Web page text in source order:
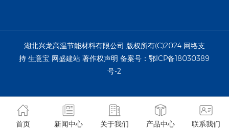
湖北兴龙高温节能材料有限公司 版权所有(C)2024 网络支
持 生意宝 网盛建站 著作权声明 备案号：鄂ICP备18030389
号-2
首页 新闻中心 关于我们 产品中心 联系我们